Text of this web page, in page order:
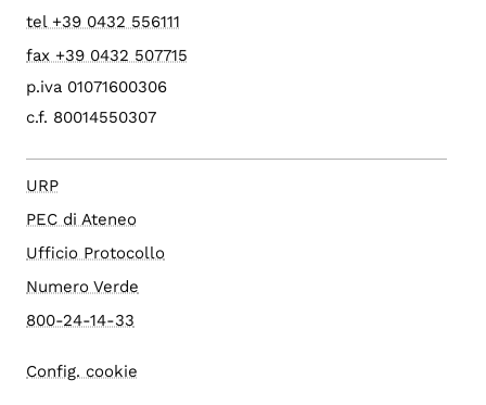
tel +39 0432 556111
fax +39 0432 507715
p.iva 01071600306
c.f. 80014550307
URP
PEC di Ateneo
Ufficio Protocollo
Numero Verde
800-24-14-33
Config. cookie